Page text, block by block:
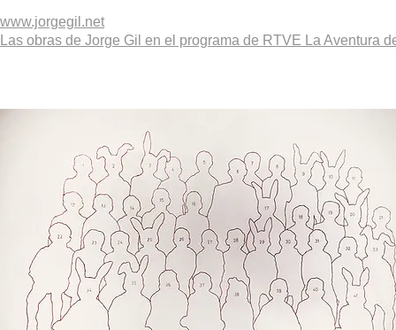
www.jorgegil.net
Las obras de Jorge Gil en el programa de RTVE La Aventura